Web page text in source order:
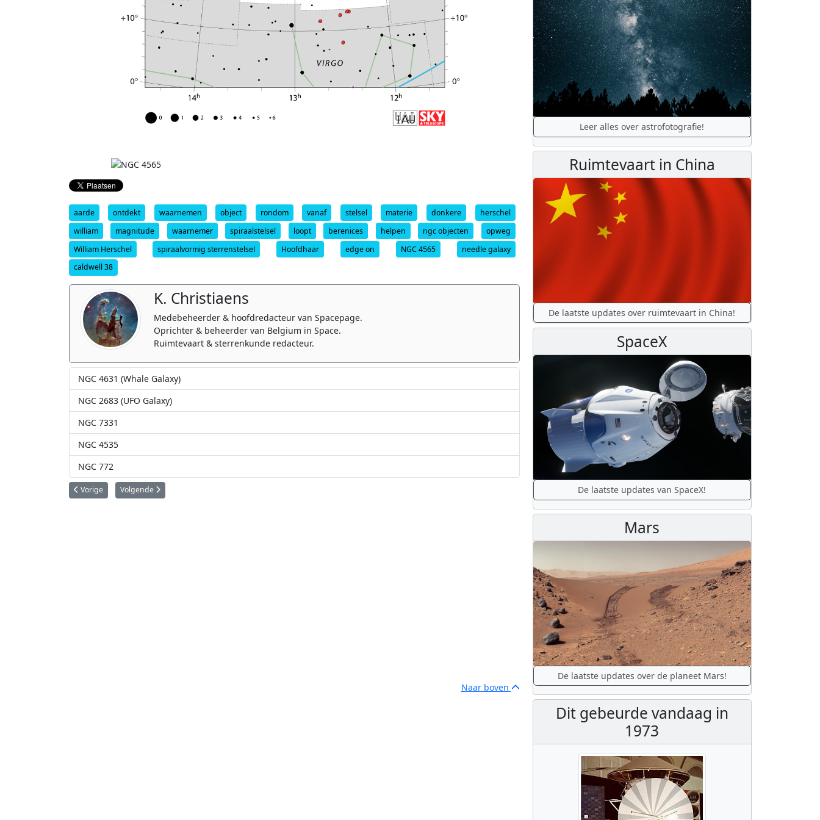
aarde ontdekt waarnemen object rondom vanaf stelsel materie donkere
herschel
william
magnitude waarnemer spiraalstelsel loopt berenices helpen ngc objecten
opweg
William Herschel
spiraalvormig sterrenstelsel Hoofdhaar edge on NGC 4565
needle galaxy
caldwell 38
K. Christiaens
Medebeheerder & hoofdredacteur van Spacepage.
Oprichter & beheerder van Belgium in Space.
Ruimtevaart & sterrenkunde redacteur.
NGC 4631 (Whale Galaxy)
NGC 2683 (UFO Galaxy)
NGC 7331
NGC 4535
NGC 772
Vorig artikel: NGC 4535
Vorige Volgende artikel: NGC 4631 (Whale Galaxy)
Volgende
Naar boven
Leer alles over astrofotografie!
Ruimtevaart in China
De laatste updates over ruimtevaart in China!
SpaceX
De laatste updates van SpaceX!
Mars
De laatste updates over de planeet Mars!
Dit gebeurde vandaag in
1973